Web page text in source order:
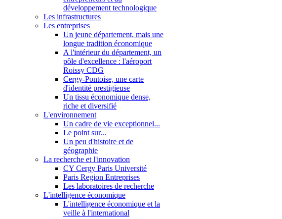
développement technologique
Les infrastructures
Les entreprises
Un jeune département, mais une
longue tradition économique
A l'intérieur du département, un
pôle d'excellence : l'aéroport
Roissy CDG
Cergy-Pontoise, une carte
d'identité prestigieuse
Un tissu économique dense,
riche et diversifié
L'environnement
Un cadre de vie exceptionnel...
Le point sur...
Un peu d'histoire et de
géographie
La recherche et l'innovation
CY Cergy Paris Université
Paris Region Entreprises
Les laboratoires de recherche
L'intelligence économique
L'intelligence économique et la
veille à l'international